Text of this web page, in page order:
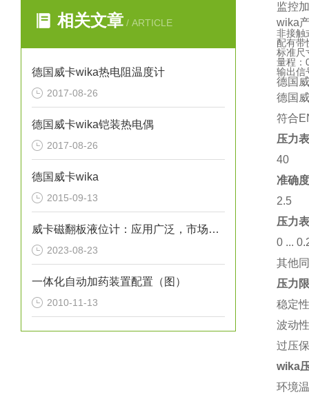
相关文章 / ARTICLE
德国威卡wika热电阻温度计
2017-08-26
德国威卡wika铠装热电偶
2017-08-26
德国威卡wika
2015-09-13
威卡磁翻板液位计：应用广泛，市场前景广阔
2023-08-23
一体化自动加药装置配置（图）
2010-11-13
监控
wika
非接触
配有带
标准尺
量程：
输出信
德国
德国
符合
压力
40
准确
2.5
压力
0 ...
其他
压力
稳定
波动
过压
wika
环境